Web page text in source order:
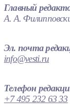
Главный
А. А.
Эл. почта
info@vesti.ru
Телефон
+7 495 232 63 33